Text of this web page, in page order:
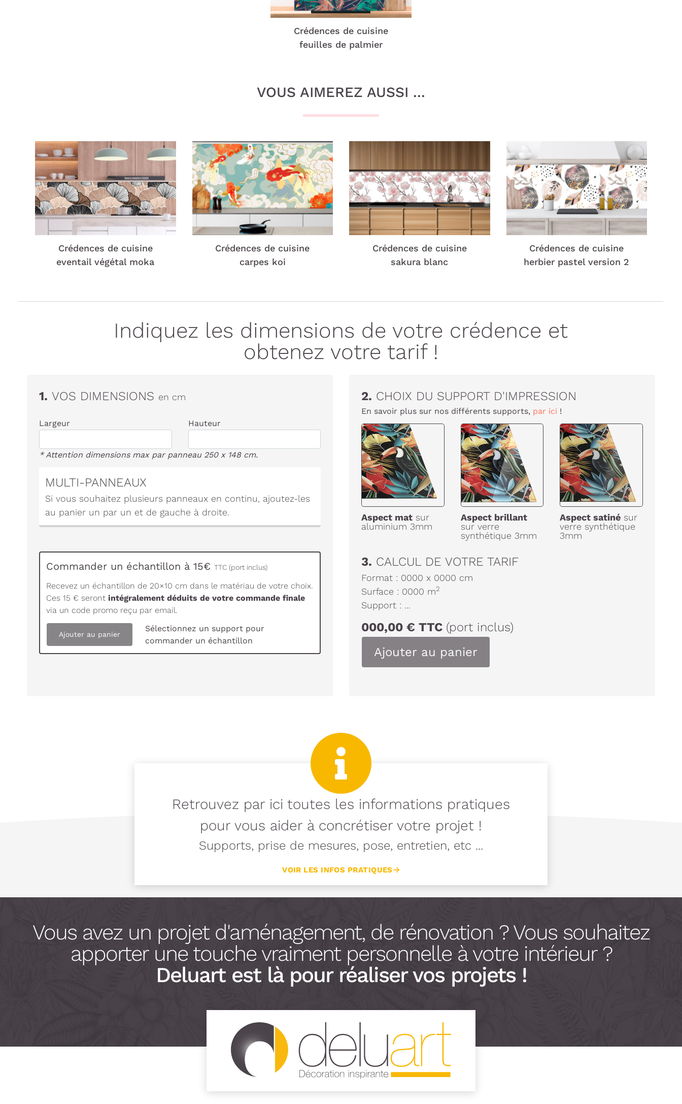
Crédences de cuisine
feuilles de palmier
VOUS AIMEREZ AUSSI ...
Crédences de cuisine
eventail végétal moka
Crédences de cuisine
carpes koi
Crédences de cuisine
sakura blanc
Crédences de cuisine
herbier pastel version 2
Indiquez les dimensions de votre crédence et
obtenez votre tarif !
1. VOS DIMENSIONS en cm
Largeur Hauteur
* Attention dimensions max par panneau 250 x 148 cm.
MULTI-PANNEAUX
Si vous souhaitez plusieurs panneaux en continu, ajoutez-les
au panier un par un et de gauche à droite.
Commander un échantillon à 15€ TTC (port inclus)
Recevez un échantillon de 20×10 cm dans le matériau de votre choix.
Ces 15 € seront intégralement déduits de votre commande finale
via un code promo reçu par email.
Ajouter au panier
Sélectionnez un support pour
commander un échantillon
2. CHOIX DU SUPPORT D'IMPRESSION
En savoir plus sur nos différents supports, par ici !
Aspect mat sur
aluminium 3mm
Aspect brillant
sur verre
synthétique 3mm
Aspect satiné sur
verre synthétique
3mm
3. CALCUL DE VOTRE TARIF
Format : 0000 x 0000 cm
Surface : 0000 m2
Support : ...
000,00 € TTC (port inclus)
Ajouter au panier
Retrouvez par ici toutes les informations pratiques
pour vous aider à concrétiser votre projet !
Supports, prise de mesures, pose, entretien, etc ...
VOIR LES INFOS PRATIQUES
Vous avez un projet d'aménagement, de rénovation ? Vous souhaitez
apporter une touche vraiment personnelle à votre intérieur ?
Deluart est là pour réaliser vos projets !